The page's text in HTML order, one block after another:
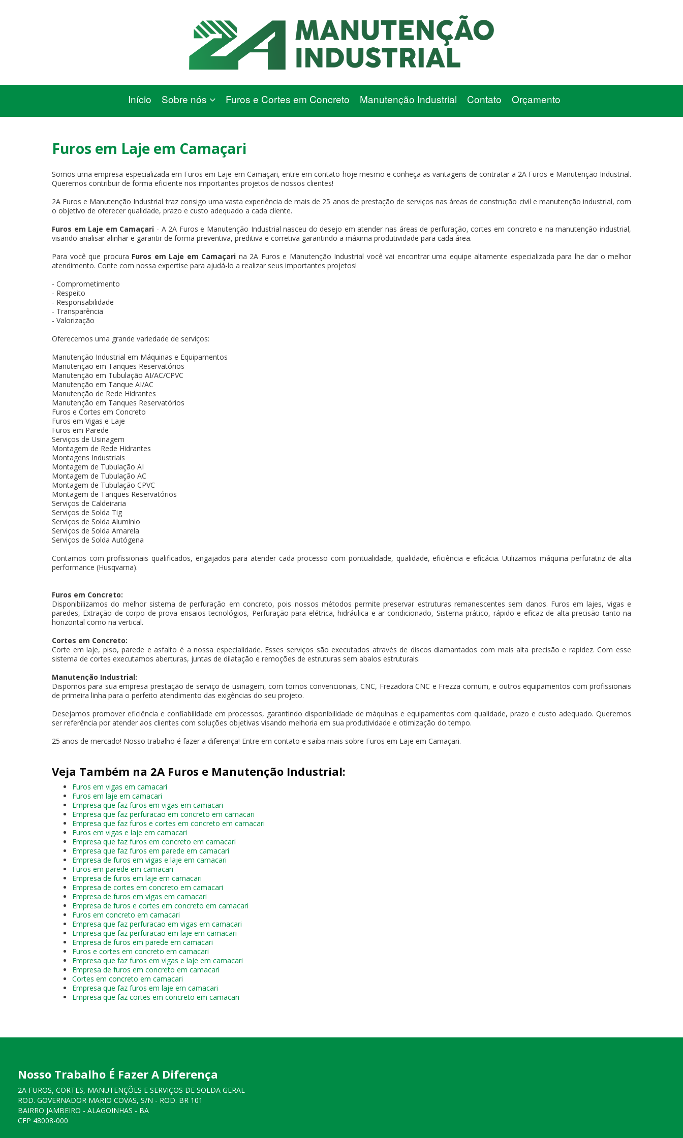
Início Sobre nós Furos e Cortes em Concreto Manutenção Industrial Contato Orçamento
Furos em Laje em Camaçari
Somos uma empresa especializada em Furos em Laje em Camaçari, entre em contato hoje mesmo e conheça as vantagens de contratar a 2A Furos e Manutenção Industrial.
Queremos contribuir de forma eficiente nos importantes projetos de nossos clientes!
2A Furos e Manutenção Industrial traz consigo uma vasta experiência de mais de 25 anos de prestação de serviços nas áreas de construção civil e manutenção industrial, com
o objetivo de oferecer qualidade, prazo e custo adequado a cada cliente.
Furos em Laje em Camaçari - A 2A Furos e Manutenção Industrial nasceu do desejo em atender nas áreas de perfuração, cortes em concreto e na manutenção industrial,
visando analisar alinhar e garantir de forma preventiva, preditiva e corretiva garantindo a máxima produtividade para cada área.
Para você que procura Furos em Laje em Camaçari na 2A Furos e Manutenção Industrial você vai encontrar uma equipe altamente especializada para lhe dar o melhor
atendimento. Conte com nossa expertise para ajudá-lo a realizar seus importantes projetos!
- Comprometimento
- Respeito
- Responsabilidade
- Transparência
- Valorização
Oferecemos uma grande variedade de serviços:
Manutenção Industrial em Máquinas e Equipamentos
Manutenção em Tanques Reservatórios
Manutenção em Tubulação AI/AC/CPVC
Manutenção em Tanque AI/AC
Manutenção de Rede Hidrantes
Manutenção em Tanques Reservatórios
Furos e Cortes em Concreto
Furos em Vigas e Laje
Furos em Parede
Serviços de Usinagem
Montagem de Rede Hidrantes
Montagens Industriais
Montagem de Tubulação AI
Montagem de Tubulação AC
Montagem de Tubulação CPVC
Montagem de Tanques Reservatórios
Serviços de Caldeiraria
Serviços de Solda Tig
Serviços de Solda Alumínio
Serviços de Solda Amarela
Serviços de Solda Autógena
Contamos com profissionais qualificados, engajados para atender cada processo com pontualidade, qualidade, eficiência e eficácia. Utilizamos máquina perfuratriz de alta
performance (Husqvarna).
Furos em Concreto:
Disponibilizamos do melhor sistema de perfuração em concreto, pois nossos métodos permite preservar estruturas remanescentes sem danos. Furos em lajes, vigas e
paredes, Extração de corpo de prova ensaios tecnológios, Perfuração para elétrica, hidráulica e ar condicionado, Sistema prático, rápido e eficaz de alta precisão tanto na
horizontal como na vertical.
Cortes em Concreto:
Corte em laje, piso, parede e asfalto é a nossa especialidade. Esses serviços são executados através de discos diamantados com mais alta precisão e rapidez. Com esse
sistema de cortes executamos aberturas, juntas de dilatação e remoções de estruturas sem abalos estruturais.
Manutenção Industrial:
Dispomos para sua empresa prestação de serviço de usinagem, com tornos convencionais, CNC, Frezadora CNC e Frezza comum, e outros equipamentos com profissionais
de primeira linha para o perfeito atendimento das exigências do seu projeto.
Desejamos promover eficiência e confiabilidade em processos, garantindo disponibilidade de máquinas e equipamentos com qualidade, prazo e custo adequado. Queremos
ser referência por atender aos clientes com soluções objetivas visando melhoria em sua produtividade e otimização do tempo.
25 anos de mercado! Nosso trabalho é fazer a diferença! Entre em contato e saiba mais sobre Furos em Laje em Camaçari.
Veja Também na 2A Furos e Manutenção Industrial:
Furos em vigas em camacari
Furos em laje em camacari
Empresa que faz furos em vigas em camacari
Empresa que faz perfuracao em concreto em camacari
Empresa que faz furos e cortes em concreto em camacari
Furos em vigas e laje em camacari
Empresa que faz furos em concreto em camacari
Empresa que faz furos em parede em camacari
Empresa de furos em vigas e laje em camacari
Furos em parede em camacari
Empresa de furos em laje em camacari
Empresa de cortes em concreto em camacari
Empresa de furos em vigas em camacari
Empresa de furos e cortes em concreto em camacari
Furos em concreto em camacari
Empresa que faz perfuracao em vigas em camacari
Empresa que faz perfuracao em laje em camacari
Empresa de furos em parede em camacari
Furos e cortes em concreto em camacari
Empresa que faz furos em vigas e laje em camacari
Empresa de furos em concreto em camacari
Cortes em concreto em camacari
Empresa que faz furos em laje em camacari
Empresa que faz cortes em concreto em camacari
Nosso Trabalho É Fazer A Diferença
2A FUROS, CORTES, MANUTENÇÕES E SERVIÇOS DE SOLDA GERAL
ROD. GOVERNADOR MARIO COVAS, S/N - ROD. BR 101
BAIRRO JAMBEIRO - ALAGOINHAS - BA
CEP 48008-000